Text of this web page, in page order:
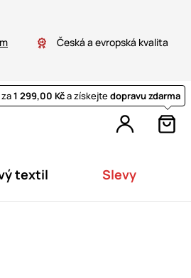
Česká a evropská kvalita
1 299,00 Kča získejtedopravu zdarma
textil Slevy